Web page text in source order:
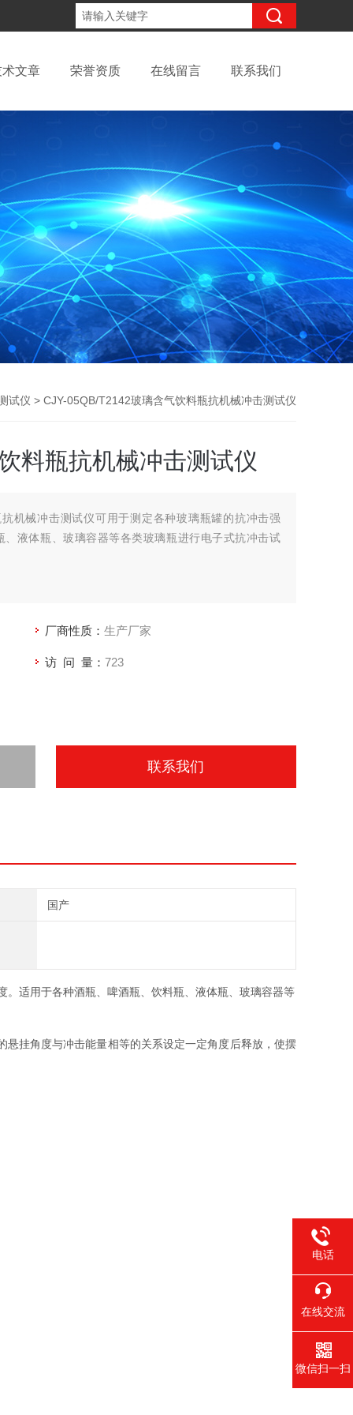
术文章 荣誉资质 在线留言 联系我们
试仪 > CJY-05QB/T2142玻璃含气饮料瓶抗机械冲击测试仪
料瓶抗机械冲击测试仪
机械冲击测试仪可用于测定各种玻璃瓶罐的抗冲击强
液体瓶、玻璃容器等各类玻璃瓶进行电子式抗冲击试
厂商性质：生产厂家
访 问 量：723
联系我们
国产
。 适用于各种酒瓶、啤酒瓶、饮料瓶、液体瓶、玻璃容器等
挂角度与冲击能量相等的关系设定一定角度后释放，使摆
电话
在线交流
微信扫一扫